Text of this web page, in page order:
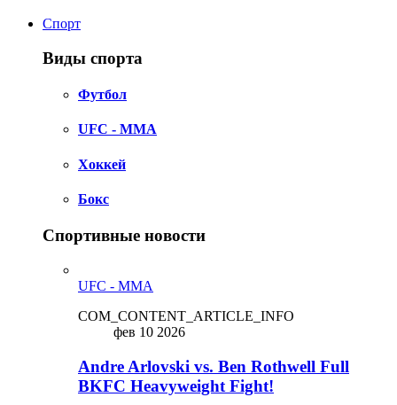
Спорт
Виды спорта
Футбол
UFC - MMA
Хоккей
Бокс
Спортивные новости
UFC - MMA
COM_CONTENT_ARTICLE_INFO
фев 10 2026
Andre Arlovski vs. Ben Rothwell Full
BKFC Heavyweight Fight!